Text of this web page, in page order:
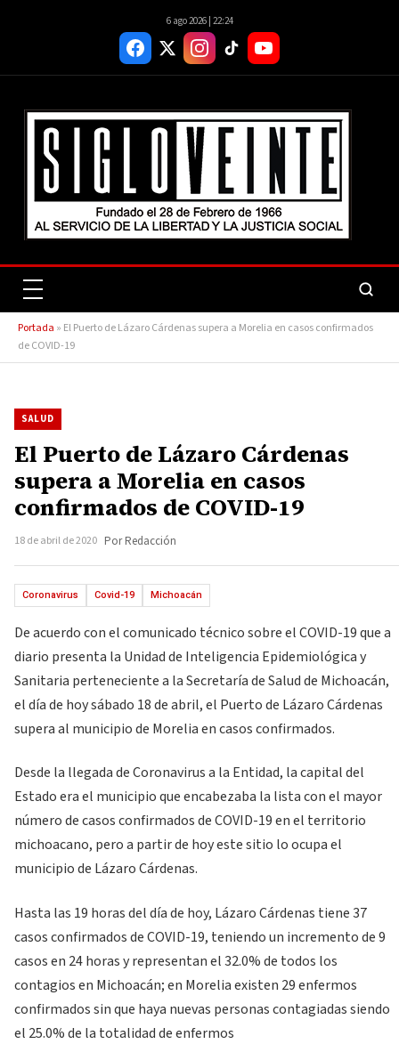
6 ago 2026 | 22:24
Portada » El Puerto de Lázaro Cárdenas supera a Morelia en casos confirmados
de COVID-19
SALUD
El Puerto de Lázaro Cárdenas
supera a Morelia en casos
confirmados de COVID-19
18 de abril de 2020 Por Redacción
Coronavirus Covid-19 Michoacán
De acuerdo con el comunicado técnico sobre el COVID-19 que a
diario presenta la Unidad de Inteligencia Epidemiológica y
Sanitaria perteneciente a la Secretaría de Salud de Michoacán,
el día de hoy sábado 18 de abril, el Puerto de Lázaro Cárdenas
supera al municipio de Morelia en casos confirmados.
Desde la llegada de Coronavirus a la Entidad, la capital del
Estado era el municipio que encabezaba la lista con el mayor
número de casos confirmados de COVID-19 en el territorio
michoacano, pero a partir de hoy este sitio lo ocupa el
municipio de Lázaro Cárdenas.
Hasta las 19 horas del día de hoy, Lázaro Cárdenas tiene 37
casos confirmados de COVID-19, teniendo un incremento de 9
casos en 24 horas y representan el 32.0% de todos los
contagios en Michoacán; en Morelia existen 29 enfermos
confirmados sin que haya nuevas personas contagiadas siendo
el 25.0% de la totalidad de enfermos